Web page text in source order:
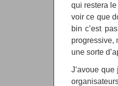
qui restera
voir ce que
bin c’est
progressive,
une sorte
J’avoue